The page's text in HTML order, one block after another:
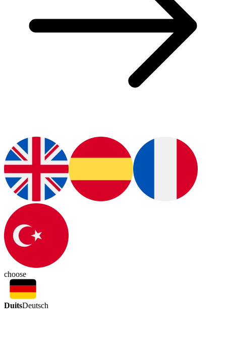
choose
DuitsDeutsch